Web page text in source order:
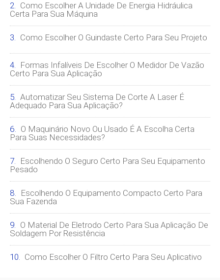
Como Escolher A Unidade De Energia Hidráulica
Certa Para Sua Máquina
Como Escolher O Guindaste Certo Para Seu Projeto
Formas Infalíveis De Escolher O Medidor De Vazão
Certo Para Sua Aplicação
Automatizar Seu Sistema De Corte A Laser É
Adequado Para Sua Aplicação?
O Maquinário Novo Ou Usado É A Escolha Certa
Para Suas Necessidades?
Escolhendo O Seguro Certo Para Seu Equipamento
Pesado
Escolhendo O Equipamento Compacto Certo Para
Sua Fazenda
O Material De Eletrodo Certo Para Sua Aplicação De
Soldagem Por Resistência
Como Escolher O Filtro Certo Para Seu Aplicativo